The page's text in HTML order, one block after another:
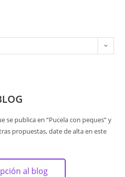
se publica en “Pucela con peques” y
propuestas, date de alta en este
al blog